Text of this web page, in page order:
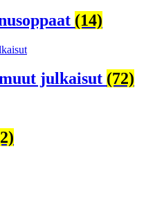
(14)
julkaisut (72)